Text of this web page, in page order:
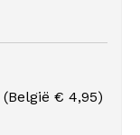
(België € 4,95)